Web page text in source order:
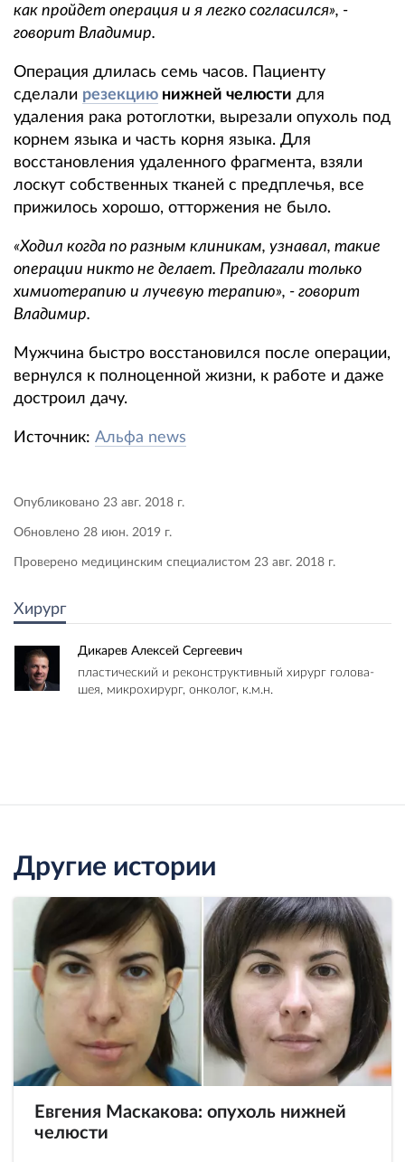
как пройдет операция и я легко согласился», -
говорит Владимир.
Операция длилась семь часов. Пациенту
сделали резекцию нижней челюсти для
удаления рака ротоглотки, вырезали опухоль под
корнем языка и часть корня языка. Для
восстановления удаленного фрагмента, взяли
лоскут собственных тканей с предплечья, все
прижилось хорошо, отторжения не было.
«Ходил когда по разным клиникам, узнавал, такие
операции никто не делает. Предлагали только
химиотерапию и лучевую терапию», - говорит
Владимир.
Мужчина быстро восстановился после операции,
вернулся к полноценной жизни, к работе и даже
достроил дачу.
Источник: Альфа news
Опубликовано 23 авг. 2018 г.
Обновлено 28 июн. 2019 г.
Проверено медицинским специалистом 23 авг. 2018 г.
Хирург
Дикарев Алексей Сергеевич
пластический и реконструктивный хирург голова-
шея, микрохирург, онколог, к.м.н.
Другие истории
Евгения Маскакова: опухоль нижней
челюсти